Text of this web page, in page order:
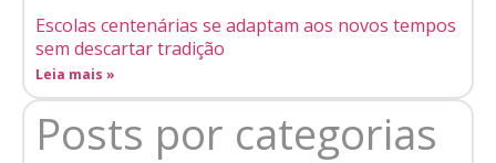
Escolas centenárias se adaptam aos novos tempos
sem descartar tradição
Leia mais »
Posts por categorias